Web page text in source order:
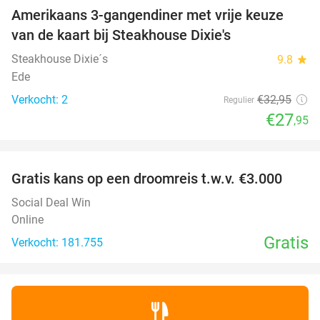
15%
TODAY
Amerikaans 3-gangendiner met vrije keuze
van de kaart bij Steakhouse Dixie's
Steakhouse Dixie´s 9.8 star
Ede
Verkocht: 2
Regulier €32,95
€27,95
Gratis kans op een droomreis t.w.v. €3.000
Social Deal Win
Online
Verkocht: 181.755
Gratis